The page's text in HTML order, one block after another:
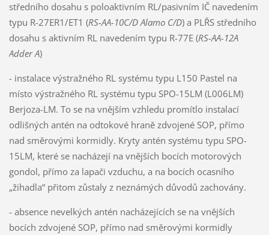
středního dosahu s poloaktivním RL/pasivním IČ navedením
typu R-27ER1/ET1 (RS-AA-10C/D Alamo C/D) a PLŘS středního
dosahu s aktivním RL navedením typu R-77E (RS-AA-12A
Adder A)
- instalace výstražného RL systému typu L150 Pastel na
místo výstražného RL systému typu SPO-15LM (L006LM)
Berjoza-LM. To se na vnějším vzhledu promítlo instalací
odlišných antén na odtokové hraně zdvojené SOP, přímo
nad směrovými kormidly. Kryty antén systému typu SPO-
15LM, které se nacházejí na vnějších bocích motorových
gondol, přímo za lapači vzduchu, a na bocích ocasního
„žihadla“ přitom zůstaly z neznámých důvodů zachovány.
- absence nevelkých antén nacházejících se na vnějších
bocích zdvojené SOP, přímo nad směrovými kormidly